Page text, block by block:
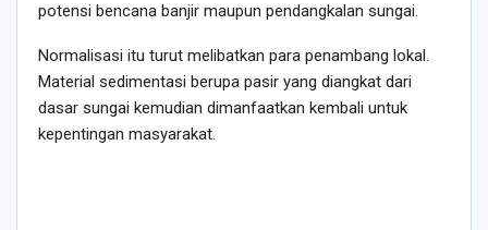
potensi bencana banjir maupun pendangkalan sungai.
Normalisasi itu turut melibatkan para penambang lokal.
Material sedimentasi berupa pasir yang diangkat dari
dasar sungai kemudian dimanfaatkan kembali untuk
kepentingan masyarakat.